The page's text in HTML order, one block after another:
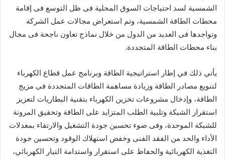
الشمسية لسد احتياجات السوق المحلية فى ظل التوسع فى إقامة
محطات الطاقة الشمسية، وتم استعراض مجالات عمل الشركة
وتواجدها فى العديد من الدول من خلال نماذج تعاون ناجحة فى مجال
بناء محطات الطاقة المتجددة.
يأتي ذلك في إطار استراتيجية الطاقة وبرنامج عمل قطاع الكهرباء
لتنويع مصادر الطاقة وزيادة مساهمة الطاقات المتجددة فى مزيج
الطاقة، وإدخال مشروعات تخزين الكهرباء بتقنية البطاريات لتعزيز
استقرار الشبكة وتلبية الطلب المتزايد على الطاقة وتحقيق المرونة
للشبكة الموحدة، وفى ضوء تحسين جودة التشغيل والارتقاء بمعدلات
الأداء والحد من الفقد الفنى وخفض استهلاك الوقود وتحسين جودة
التغذية الكهربائية والحفاظ على استقرار واستدامة التيار الكهربائي،